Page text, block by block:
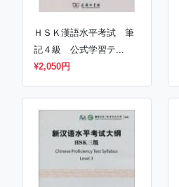
ＨＳＫ漢語水平考試 筆
記４級 公式学習テ...
¥2,050円